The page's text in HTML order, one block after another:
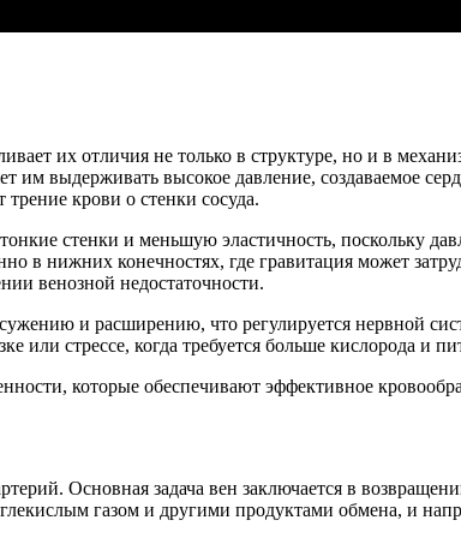
их отличия не только в структуре, но и в
им выдерживать высокое давление, создаваемое
крови о стенки сосуда.
стенки и меньшую эластичность, поскольку
в нижних конечностях, где гравитация может
венозной недостаточности.
и расширению, что регулируется нервной
или стрессе, когда требуется больше кислорода и
которые обеспечивают эффективное
Основная задача вен заключается в
газом и другими продуктами обмена, и